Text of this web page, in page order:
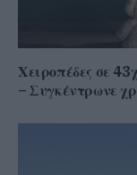
Χειροπέδες σε
– Συγκέντρωνε